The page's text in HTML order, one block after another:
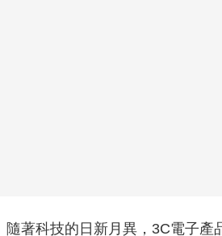
隨著科技的日新月異，3C電子產